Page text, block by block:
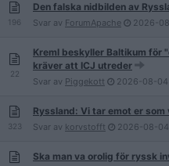
196
Den falska nidbilden av
Svar av ForumApache 2026-
22
Kreml beskyller Baltikum för
kräver att ICJ utreder
Svar av Piggekott 2026-08-04
323
Ryssland: Vi tar emot er
Svar av korvstofft 2026-08-04
Ska man va orolig för ryssk